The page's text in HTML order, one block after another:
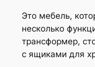
Это мебель,
несколько
трансформер,
с ящиками для